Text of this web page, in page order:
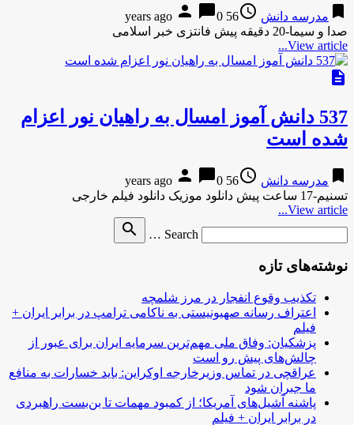
bookmark مدرسه دانش access_time
56 years ago
person chat_bubble0
صدا و سیما-20 دقیقه پیش فانتزی خبر اسلامی
View article...
description
537 دانش آموز امسال به راهیان نور اعزام
شده‌ است
bookmark مدرسه دانش access_time
56 years ago
person chat_bubble0
تسنیم-17 ساعت پیش دانلود موزیک دانلود فیلم خارجی
View article...
Search …
search
نوشته‌های تازه
تکذیب وقوع انفجار در مرز شلمچه
اعتراف رسانه صهیونیستی به ناکامی ترامپ در برابر ایران +
فیلم
پزشکیان: وفاق ملی مهم‌ترین سرمایه ایران برای عبور از
چالش‌های پیش رو است
عراقچی در تماس وزیرخارجه اوکراین: باید خسارات به منافع
ما جبران شود
پاشنه آشیل‌های آمریکا؛ از کمبود مهمات تا بن‌بست راهبردی
در برابر ایران + فیلم